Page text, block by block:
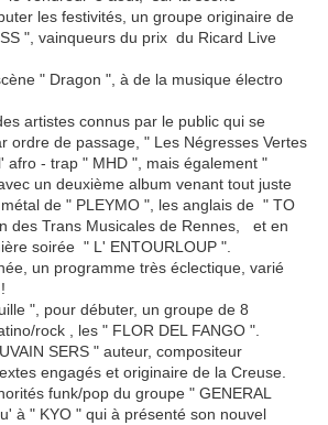
les festivités, un groupe originaire de
", vainqueurs du prix du Ricard Live
" Dragon ", à de la musique électro
artistes connus par le public qui se
ordre de passage, " Les Négresses Vertes
- trap " MHD ", mais également "
un deuxième album venant tout juste
de " PLEYMO ", les anglais de " TO
des Trans Musicales de Rennes, et en
soirée " L' ENTOURLOUP ".
un programme très éclectique, varié
", pour débuter, un groupe de 8
rock , les " FLOR DEL FANGO ".
SERS " auteur, compositeur
engagés et originaire de la Creuse.
funk/pop du groupe " GENERAL
à " KYO " qui à présenté son nouvel